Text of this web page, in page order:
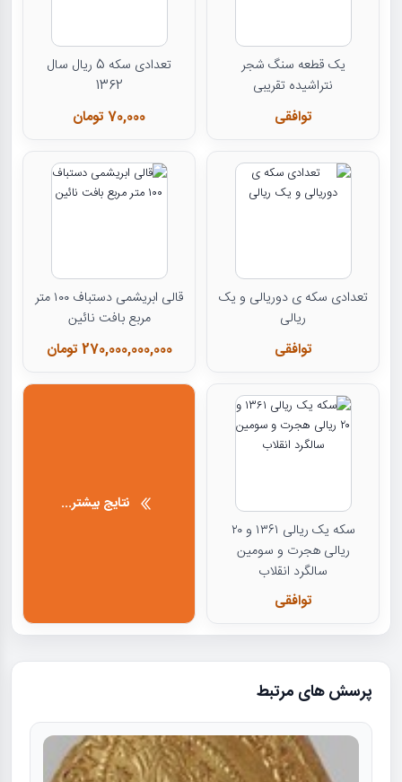
یک قطعه سنگ شجر
نتراشیده تقریبی
توافقی
تعدادی سکه 5 ریال سال
1362
70,000 تومان
تعدادی سکه ی دوریالی و یک
ریالی
توافقی
قالی ابریشمی دستباف ۱۰۰ متر
مربع بافت نائین
270,000,000,000 تومان
سکه یک ریالی ۱۳۶۱ و ۲۰
ریالی هجرت و سومین
سالگرد انقلاب
توافقی
نتایج بیشتر...
پرسش های مرتبط